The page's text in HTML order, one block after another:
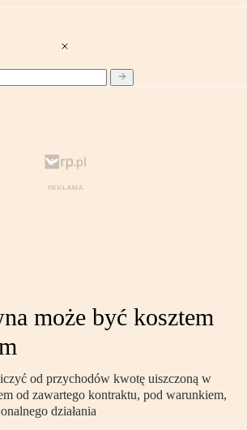
może być kosztem
od przychodów kwotę uiszczoną w
od zawartego kontraktu, pod warunkiem,
działania